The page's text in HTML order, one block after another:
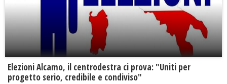
Elezioni Alcamo, il centrodestra ci prova: "Uniti per
progetto serio, credibile e condiviso"